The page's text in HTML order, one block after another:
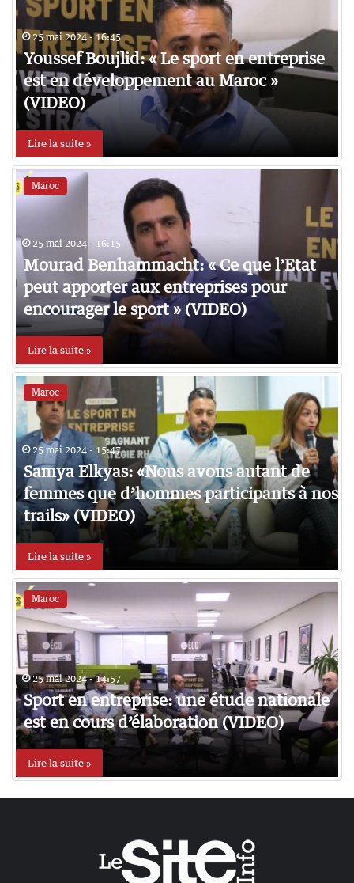
25 mai 2024 - 16:45
Youssef Boujlid: « Le sport en entreprise
est en développement au Maroc »
(VIDEO)
Lire la suite »
Maroc
25 mai 2024 - 16:15
Mourad Benhammacht: « Ce que l’Etat
peut apporter aux entreprises pour
encourager le sport » (VIDEO)
Lire la suite »
Maroc
25 mai 2024 - 15:47
Samya Elkyas: «Nous avons autant de
femmes que d’hommes participants à nos
trails» (VIDEO)
Lire la suite »
Maroc
25 mai 2024 - 14:57
Sport en entreprise: une étude nationale
est en cours d’élaboration (VIDEO)
Lire la suite »